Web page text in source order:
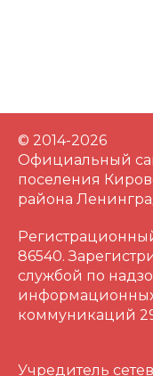
© 2014-2026
Официальный
поселения
района
86540.
службой по
коммуникаций
Учредитель